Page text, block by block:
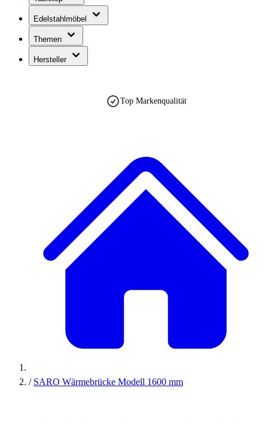
Edelstahlmöbel
Themen
Hersteller
Top Markenqualität
/ SARO Wärmebrücke Modell 1600 mm